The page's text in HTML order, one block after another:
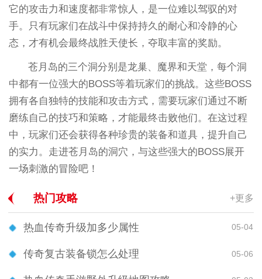
它的攻击力和速度都非常惊人，是一位难以驾驭的对
手。只有玩家们在战斗中保持持久的耐心和冷静的心
态，才有机会最终战胜天使长，夺取丰富的奖励。
苍月岛的三个洞分别是龙巢、魔界和天堂，每个洞
中都有一位强大的BOSS等着玩家们的挑战。这些BOSS
拥有各自独特的技能和攻击方式，需要玩家们通过不断
磨练自己的技巧和策略，才能最终击败他们。在这过程
中，玩家们还会获得各种珍贵的装备和道具，提升自己
的实力。走进苍月岛的洞穴，与这些强大的BOSS展开
一场刺激的冒险吧！
热门攻略 +更多
热血传奇升级加多少属性 05-04
传奇复古装备锁怎么处理 05-06